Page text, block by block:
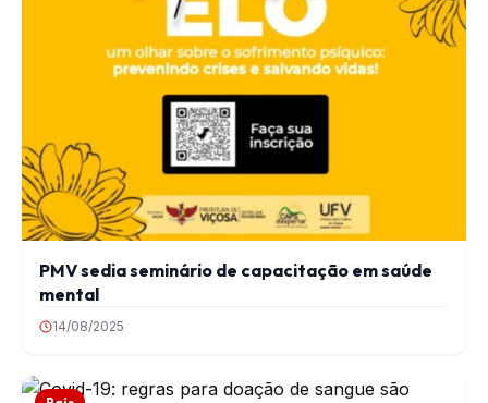
PMV sedia seminário de capacitação em saúde
mental
14/08/2025